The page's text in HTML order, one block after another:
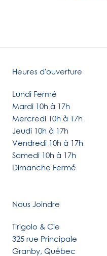
Heures d'ouverture
Lundi Fermé
Mardi 10h à 17h
Mercredi 10h à 17h
Jeudi 10h à 17h
Vendredi 10h à 17h
Samedi 10h à 17h
Dimanche Fermé
Nous Joindre
Tirigolo & Cie
325 rue Principale
Granby, Québec